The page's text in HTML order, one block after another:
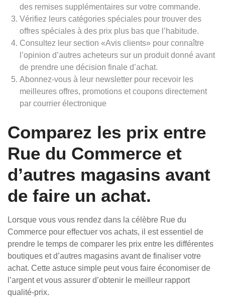
des remises supplémentaires sur votre commande.
Vérifiez leurs catégories spéciales pour trouver des
offres spéciales à des prix plus bas que l’habitude.
Consultez leur section «Avis clients» pour connaître
l’opinion d’autres acheteurs sur un produit donné avant
de prendre une décision finale d’achat.
Abonnez-vous à leur newsletter pour recevoir les
meilleures offres, promotions et coupons directement
par courrier électronique
Comparez les prix entre
Rue du Commerce et
d’autres magasins avant
de faire un achat.
Lorsque vous vous rendez dans la célèbre Rue du
Commerce pour effectuer vos achats, il est essentiel de
prendre le temps de comparer les prix entre les différentes
boutiques et d’autres magasins avant de finaliser votre
achat. Cette astuce simple peut vous faire économiser de
l’argent et vous assurer d’obtenir le meilleur rapport
qualité-prix.